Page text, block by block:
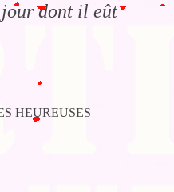
dont il eût
HEUREUSES